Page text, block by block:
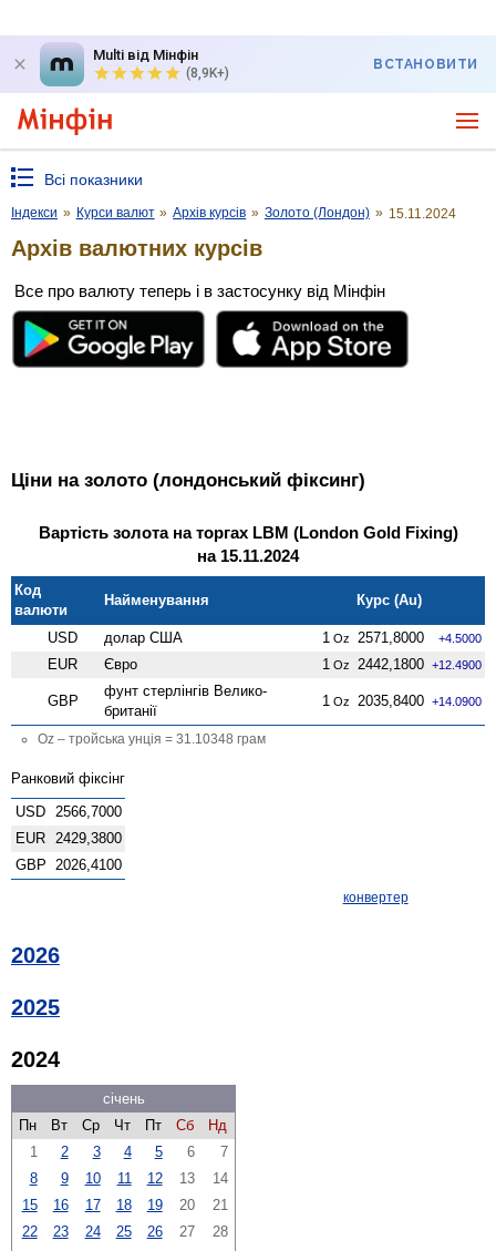
Multi від Мінфін
(8,9K+)
ВСТАНОВИТИ
Всі показники
Індекси » Курси валют » Архів курсів » Золото (Лондон) » 15.11.2024
Архів валютних курсів
Все про валюту теперь і в застосунку від Мінфін
Ціни на золото (лондонський фіксинг)
Вартість золота на торгах LBM (London Gold Fixing)
на 15.11.2024
Код
валюти
Найменування Курс (Au)
USD долар США 1 Oz 2571,8000 +4.5000
EUR Євро 1 Oz 2442,1800 +12.4900
GBP
фунт стерлінгів Велико­
британії
1 Oz 2035,8400 +14.0900
Oz – тройська унція = 31.10348 грам
Ранковий фіксінг
USD
2566,7000
EUR
2429,3800
GBP
2026,4100
конвертер
2026
2025
2024
січень
Пн
Вт Ср Чт Пт Сб
Нд
1
2 3 4 5 6
7
8
9 10 11 12 13
14
15
16 17 18 19 20
21
22
23 24 25 26 27
28